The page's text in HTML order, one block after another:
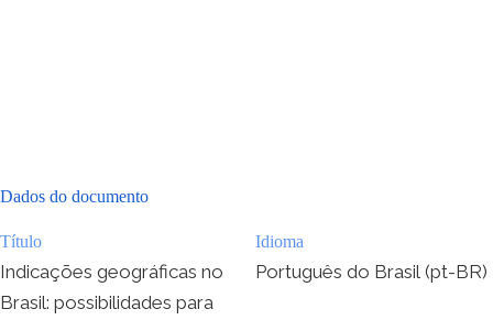
Dados do documento
Título
Indicações geográficas no
Brasil: possibilidades para
Idioma
Português do Brasil (pt-BR)